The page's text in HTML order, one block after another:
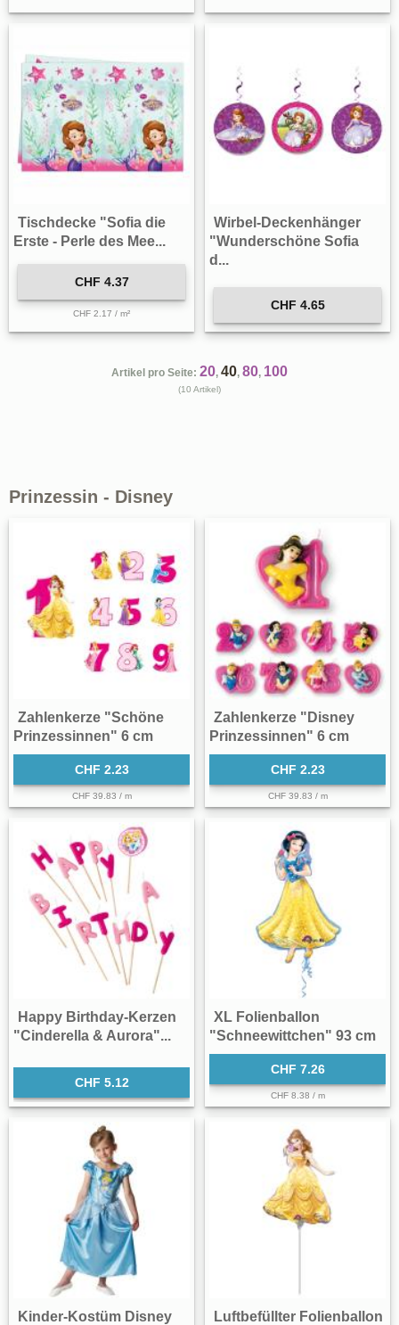
Tischdecke "Sofia die
Erste - Perle des Mee...
CHF 4.37
CHF 2.17 / m²
Wirbel-Deckenhänger
"Wunderschöne Sofia
d...
CHF 4.65
Artikel pro Seite: 20, 40, 80, 100
(10 Artikel)
Prinzessin - Disney
Zahlenkerze "Schöne
Prinzessinnen" 6 cm
CHF 2.23
CHF 39.83 / m
Zahlenkerze "Disney
Prinzessinnen" 6 cm
CHF 2.23
CHF 39.83 / m
Happy Birthday-Kerzen
"Cinderella & Aurora"...
CHF 5.12
XL Folienballon
"Schneewittchen" 93 cm
CHF 7.26
CHF 8.38 / m
Kinder-Kostüm Disney
Luftbefüllter Folienballon